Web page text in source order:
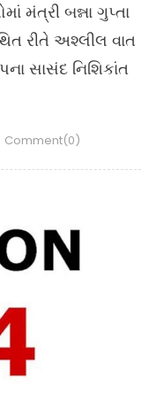
મંત્રી બન્ના ગુપ્તા
રીતે અશ્લીલ વાત
સાસંદ નિશિકાંત
Comment(0)